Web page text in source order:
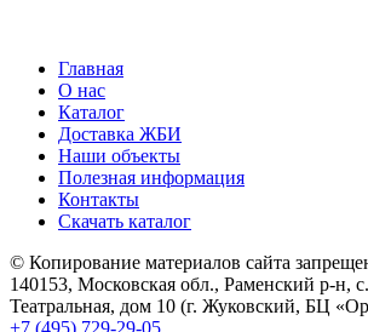
Главная
О нас
Каталог
Доставка ЖБИ
Наши объекты
Полезная информация
Контакты
Скачать каталог
© Копирование материалов сайта
140153, Московская обл., Раменский р-н,
Театральная, дом 10 (г. Жуковский, БЦ